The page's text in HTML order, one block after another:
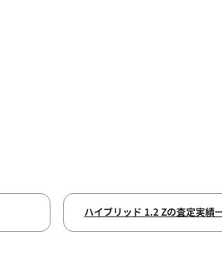
ハイブリッド 1.2 Zの査定実績